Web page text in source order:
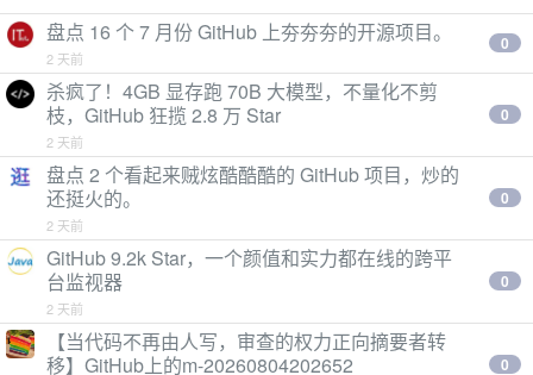
盘点 16 个 7 月份 GitHub 上夯夯夯的开源项目。
2 天前
0
杀疯了！4GB 显存跑 70B 大模型，不量化不剪
枝，GitHub 狂揽 2.8 万 Star
2 天前
0
盘点 2 个看起来贼炫酷酷酷的 GitHub 项目，炒的
还挺火的。
2 天前
0
GitHub 9.2k Star，一个颜值和实力都在线的跨平
台监视器
2 天前
0
【当代码不再由人写，审查的权力正向摘要者转
移】GitHub上的m-20260804202652
0